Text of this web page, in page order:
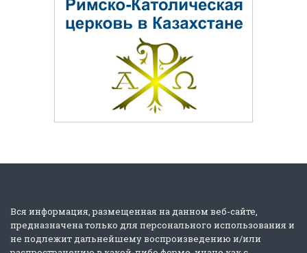
Вся информация, размещенная на данном веб-сайте,
предназначена только для персонального использования и
не подлежит дальнейшему воспроизведению и/или